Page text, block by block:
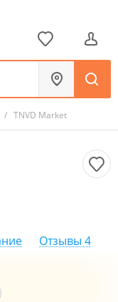
/ TNVD Market
Отзывы 4